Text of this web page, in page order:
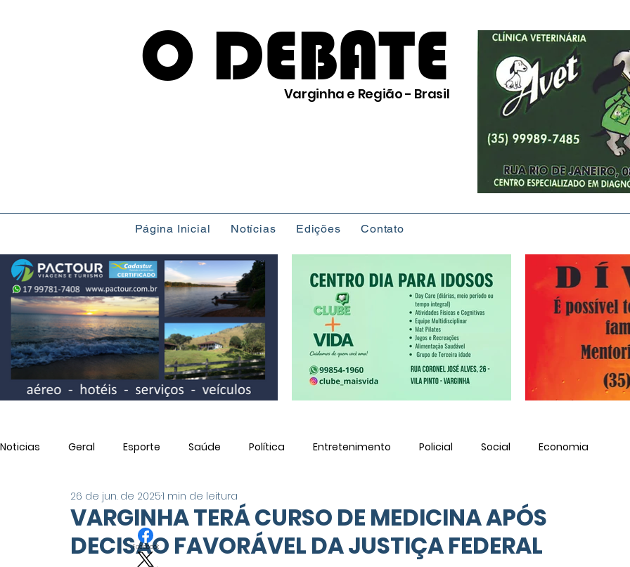
O DEBATE
Varginha e Região - Brasil
Página Inicial Notícias Edições Contato
Noticias Geral Esporte Saúde Política Entretenimento Policial Social Economia
Utilidade Pública
VARGINHA TERÁ CURSO DE MEDICINA APÓS
DECISÃO FAVORÁVEL DA JUSTIÇA FEDERAL
26 de jun. de 20251 min de leitura
Facebook